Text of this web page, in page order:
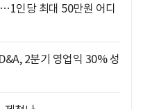
인당 최대 50만원 어디
2분기 영업익 30% 성